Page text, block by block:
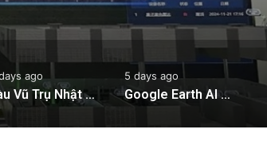
ago
Tàu Vũ Trụ Nhật Bản: Chuyến Bay Gần Nhất Lịch Sử Đến Tiểu Hành Tinh
5 days ago
Google Earth AI Bị Rút Gấp Vì Cơn Bão Deepfake